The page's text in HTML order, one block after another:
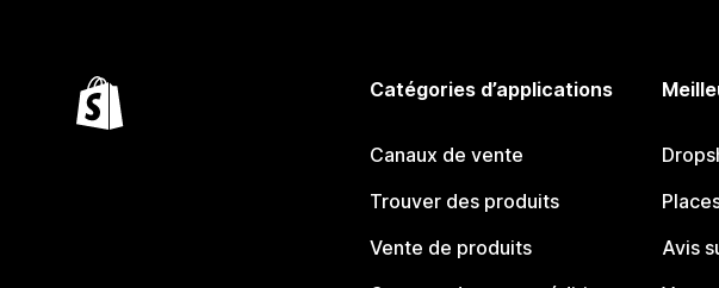
Catégories d’applications
Canaux de vente
Trouver des produits
Vente de produits
Avis